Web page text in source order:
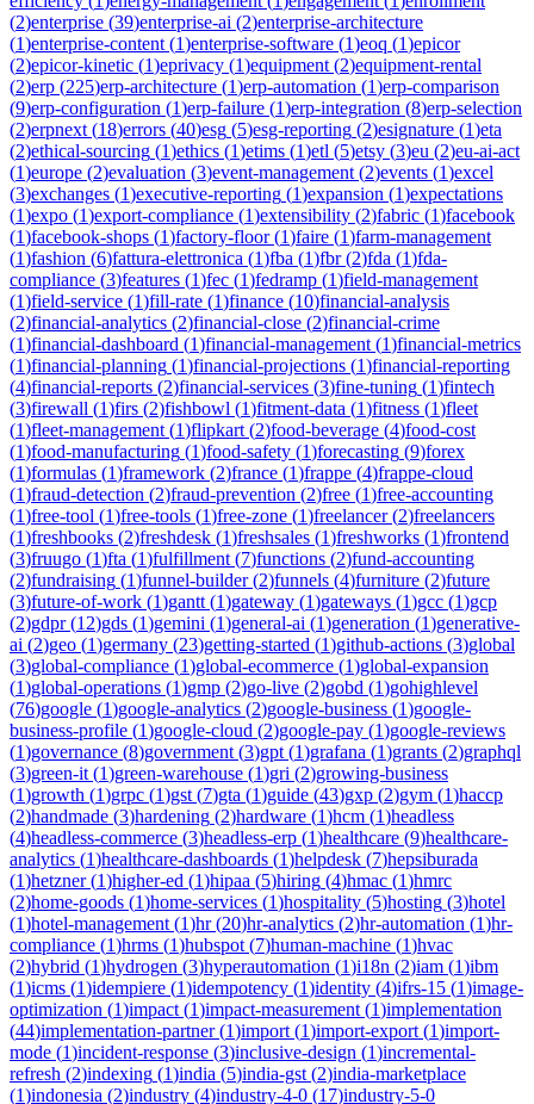
(2)enterprise (39)enterprise-ai (2)enterprise-architecture
(1)enterprise-content (1)enterprise-software (1)eoq (1)epicor
(2)epicor-kinetic (1)eprivacy (1)equipment (2)equipment-rental
(2)erp (225)erp-architecture (1)erp-automation (1)erp-comparison
(9)erp-configuration (1)erp-failure (1)erp-integration (8)erp-selection
(2)erpnext (18)errors (40)esg (5)esg-reporting (2)esignature (1)eta
(2)ethical-sourcing (1)ethics (1)etims (1)etl (5)etsy (3)eu (2)eu-ai-act
(1)europe (2)evaluation (3)event-management (2)events (1)excel
(3)exchanges (1)executive-reporting (1)expansion (1)expectations
(1)expo (1)export-compliance (1)extensibility (2)fabric (1)facebook
(1)facebook-shops (1)factory-floor(1)faire (1)farm-management
(1)fashion (6)fattura-elettronica (1)fba (1)fbr(2)fda (1)fda-
compliance (3)features (1)fec (1)fedramp (1)field-management
(1)field-service (1)fill-rate (1)finance (10)financial-analysis
(2)financial-analytics (2)financial-close (2)financial-crime
(1)financial-dashboard (1)financial-management (1)financial-metrics
(1)financial-planning (1)financial-projections (1)financial-reporting
(4)financial-reports (2)financial-services (3)fine-tuning (1)fintech
(3)firewall (1)firs (2)fishbowl (1)fitment-data (1)fitness (1)fleet
(1)fleet-management (1)flipkart (2)food-beverage (4)food-cost
(1)food-manufacturing (1)food-safety (1)forecasting (9)forex
(1)formulas (1)framework (2)france (1)frappe (4)frappe-cloud
(1)fraud-detection (2)fraud-prevention (2)free (1)free-accounting
(1)free-tool (1)free-tools (1)free-zone (1)freelancer(2)freelancers
(1)freshbooks (2)freshdesk (1)freshsales (1)freshworks (1)frontend
(3)fruugo (1)fta (1)fulfillment (7)functions (2)fund-accounting
(2)fundraising (1)funnel-builder(2)funnels (4)furniture (2)future
(3)future-of-work (1)gantt (1)gateway (1)gateways (1)gcc (1)gcp
(2)gdpr(12)gds (1)gemini (1)general-ai (1)generation (1)generative-
ai (2)geo (1)germany (23)getting-started (1)github-actions (3)global
(3)global-compliance (1)global-ecommerce (1)global-expansion
(1)global-operations (1)gmp (2)go-live (2)gobd (1)gohighlevel
(76)google (1)google-analytics (2)google-business (1)google-
business-profile (1)google-cloud (2)google-pay (1)google-reviews
(1)governance (8)government (3)gpt (1)grafana (1)grants (2)graphql
(3)green-it (1)green-warehouse (1)gri (2)growing-business
(1)growth (1)grpc (1)gst (7)gta (1)guide (43)gxp (2)gym (1)haccp
(2)handmade (3)hardening (2)hardware (1)hcm (1)headless
(4)headless-commerce (3)headless-erp (1)healthcare (9)healthcare-
analytics (1)healthcare-dashboards (1)helpdesk (7)hepsiburada
(1)hetzner(1)higher-ed (1)hipaa (5)hiring (4)hmac (1)hmrc
(2)home-goods (1)home-services (1)hospitality (5)hosting (3)hotel
(1)hotel-management (1)hr(20)hr-analytics (2)hr-automation (1)hr-
compliance (1)hrms (1)hubspot (7)human-machine (1)hvac
(2)hybrid (1)hydrogen (3)hyperautomation (1)i18n (2)iam (1)ibm
(1)icms (1)idempiere (1)idempotency (1)identity (4)ifrs-15 (1)image-
optimization (1)impact (1)impact-measurement (1)implementation
(44)implementation-partner(1)import (1)import-export (1)import-
mode (1)incident-response (3)inclusive-design (1)incremental-
refresh (2)indexing (1)india (5)india-gst (2)india-marketplace
(1)indonesia (2)industry (4)industry-4-0 (17)industry-5-0